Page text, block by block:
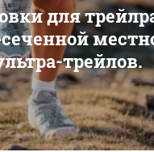
для
трейлов.